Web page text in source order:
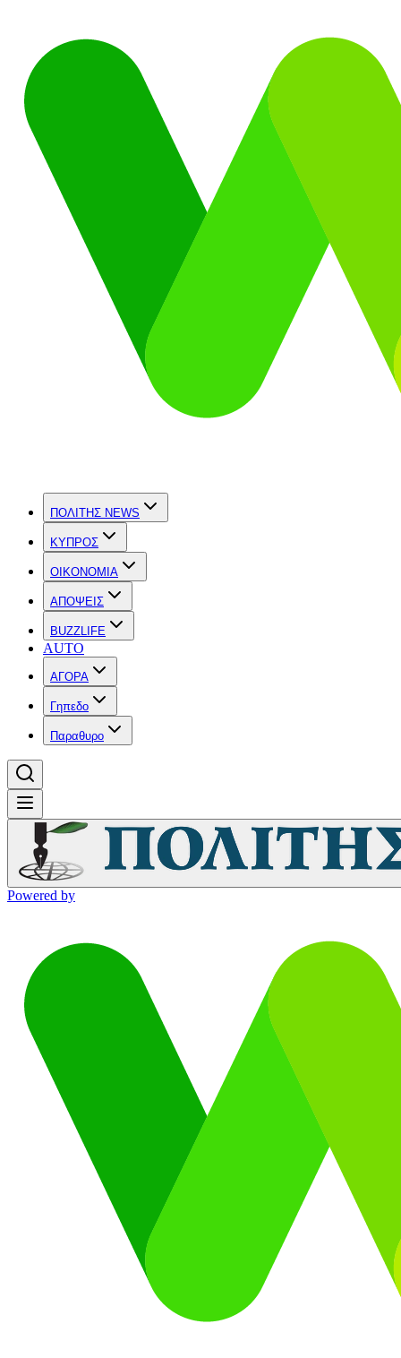
ΠΟΛΙΤΗΣ NEWS
ΚΥΠΡΟΣ
OIKONOMIA
ΑΠΟΨΕΙΣ
BUZZLIFE
AUTO
ΑΓΟΡΑ
Γηπεδο
Παραθυρο
Powered by